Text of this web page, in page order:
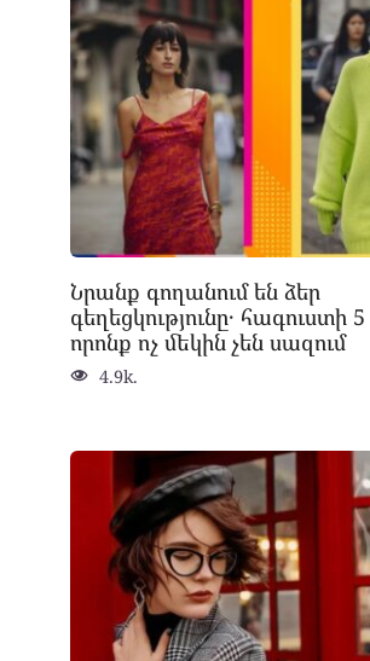
Նրանք գողանում են ձեր
գեղեցկությունը․ հագուստի 5
որոնք ոչ մեկին չեն սազում
4.9k.